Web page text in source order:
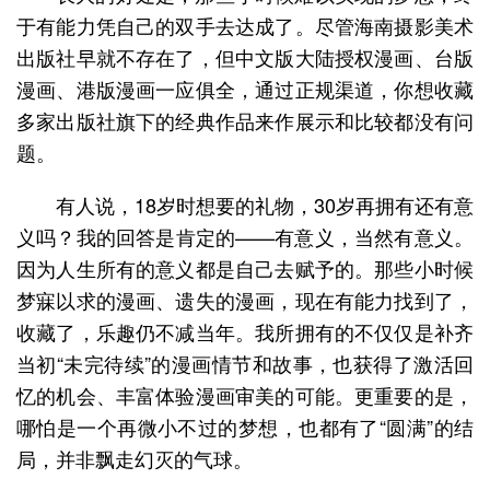
于有能力凭自己的双手去达成了。尽管海南摄影美术
出版社早就不存在了，但中文版大陆授权漫画、台版
漫画、港版漫画一应俱全，通过正规渠道，你想收藏
多家出版社旗下的经典作品来作展示和比较都没有问
题。
有人说，18岁时想要的礼物，30岁再拥有还有意
义吗？我的回答是肯定的——有意义，当然有意义。
因为人生所有的意义都是自己去赋予的。那些小时候
梦寐以求的漫画、遗失的漫画，现在有能力找到了，
收藏了，乐趣仍不减当年。我所拥有的不仅仅是补齐
当初“未完待续”的漫画情节和故事，也获得了激活回
忆的机会、丰富体验漫画审美的可能。更重要的是，
哪怕是一个再微小不过的梦想，也都有了“圆满”的结
局，并非飘走幻灭的气球。